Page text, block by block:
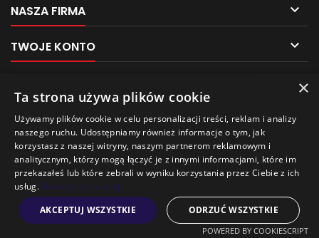
NASZA FIRMA 
TWOJE KONTO 

Pliki cookies
Ten sklep używa plików cookie w celu poprawy
jakości przeglądania.
Aby uzyskać więcej informacji, zobacz naszą
Politykę prywatności.
Wychodzę Akceptuję
NEWSLETTER
© Copyright 2026 AUTO PAK BAGAŻNIKI-POZNAŃ. All Rights Reserved.
×
Ta strona używa plików cookie
Używamy plików cookie w celu personalizacji treści, reklam i analizy
naszego ruchu. Udostępniamy również informacje o tym, jak
korzystasz z naszej witryny, naszym partnerom reklamowym i
analitycznym, którzy mogą łączyć je z innymi informacjami, które im
przekazałeś lub które zebrali w wyniku korzystania przez Ciebie z ich
usług. Dowiedz się więcej
AKCEPTUJ WSZYSTKIE
ODRZUĆ WSZYSTKIE
POWERED BY COOKIESCRIPT